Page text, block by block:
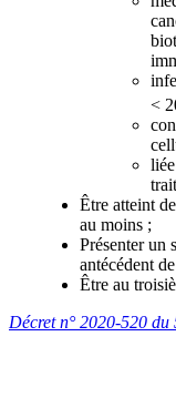
<
Être atteint
au moins ;
Présenter un
antécédent
Être au
Décret n° 2020-520 du